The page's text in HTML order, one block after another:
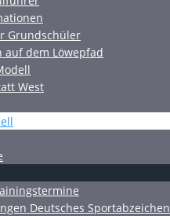
Grundschüler
auf dem Löwepfad
West
Deutsches Sportabzeichen